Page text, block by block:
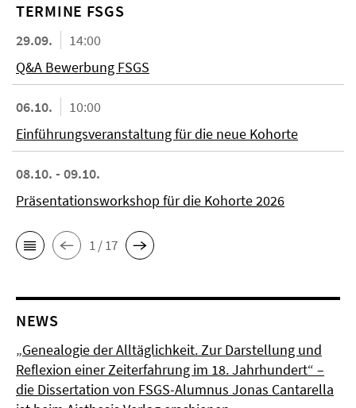
TERMINE FSGS
29.09.
14:00
Q&A Bewerbung FSGS
06.10.
10:00
Einführungsveranstaltung für die neue Kohorte
08.10. - 09.10.
Präsentationsworkshop für die Kohorte 2026
1 / 17
NEWS
„Genealogie der Alltäglichkeit. Zur Darstellung und
Reflexion einer Zeiterfahrung im 18. Jahrhundert“ –
die Dissertation von FSGS-Alumnus Jonas Cantarella